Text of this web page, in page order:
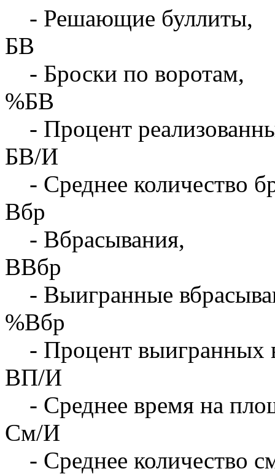
- Решающие буллиты,
БВ
- Броски по воротам,
%БВ
- Процент
БВ/И
- Среднее количество
Вбр
- Вбрасывания,
ВВбр
- Выигранные
%Вбр
- Процент выигранных
ВП/И
- Среднее время на
См/И
- Среднее количество